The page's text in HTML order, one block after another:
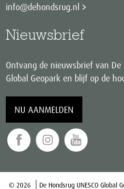
info@dehondsrug.nl
Nieuwsbrief
Ontvang de nieuwsbrief van De
Global Geopark en blijf op de
NU AANMELDEN
© 2026 De Hondsrug UNESCO Global